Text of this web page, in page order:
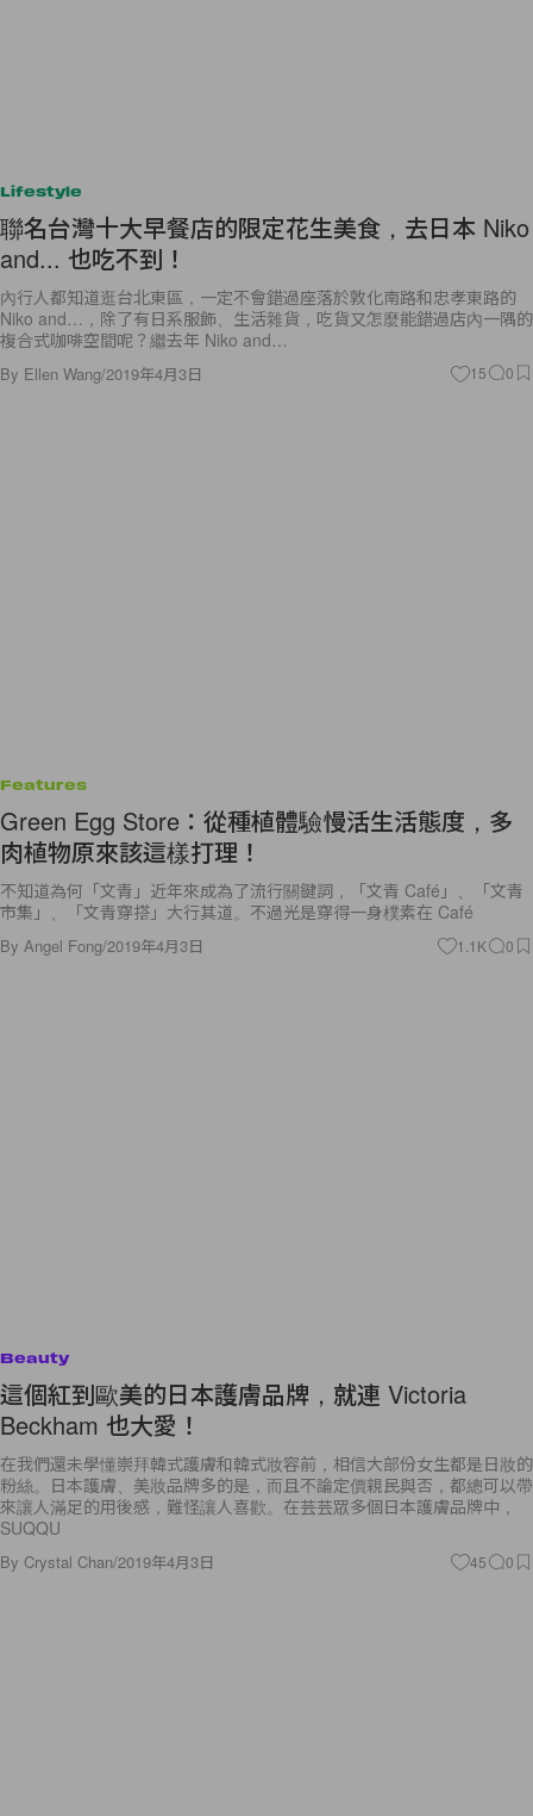
Lifestyle
聯名台灣十大早餐店的限定花生美食，去日本 Niko
and... 也吃不到！
內行人都知道逛台北東區，一定不會錯過座落於敦化南路和忠孝東路的
Niko and…，除了有日系服飾、生活雜貨，吃貨又怎麼能錯過店內一隅的
複合式咖啡空間呢？繼去年 Niko and…
By Ellen Wang/2019年4月3日 15 0
Features
Green Egg Store：從種植體驗慢活生活態度，多
肉植物原來該這樣打理！
不知道為何「文青」近年來成為了流行關鍵詞，「文青 Café」、「文青
市集」、「文青穿搭」大行其道。不過光是穿得一身樸素在 Café
By Angel Fong/2019年4月3日 1.1K 0
Beauty
這個紅到歐美的日本護膚品牌，就連 Victoria
Beckham 也大愛！
在我們還未學懂崇拜韓式護膚和韓式妝容前，相信大部份女生都是日妝的
粉絲。日本護膚、美妝品牌多的是，而且不論定價親民與否，都總可以帶
來讓人滿足的用後感，難怪讓人喜歡。在芸芸眾多個日本護膚品牌中，
SUQQU
By Crystal Chan/2019年4月3日 45 0